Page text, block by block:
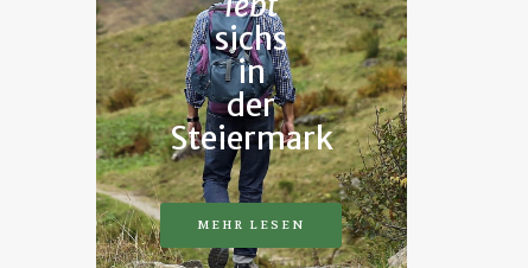
sichs
in
der
Steiermark
MEHR LESEN